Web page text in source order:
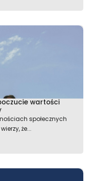
wartości
społecznych
że...